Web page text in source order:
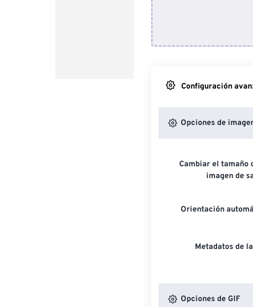
Configuración
Opciones de
Cambiar el tamaño
imagen de
Orientación
Metadatos de
Opciones de GIF